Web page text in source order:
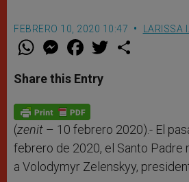
FEBRERO 10, 2020 10:47 LARISSA
W
t
s
p
p
M
e
s
e
g
e
r
F
a
e
b
o
k
w
Share this Entry
(zenit – 10 febrero 2020).- El
febrero de 2020, el Santo Padre
a Volodymyr Zelenskyy,